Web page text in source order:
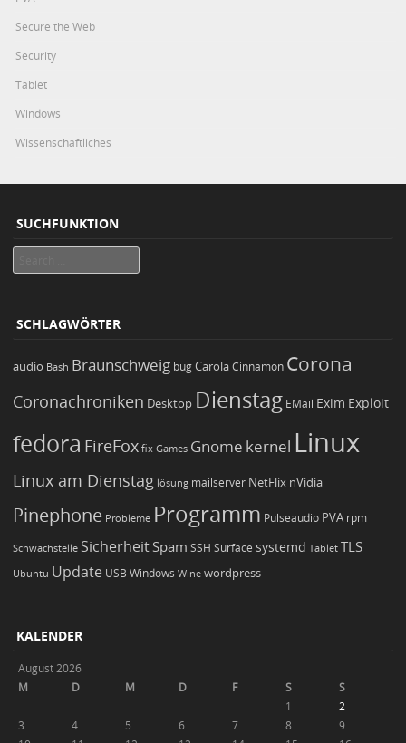
Secure the Web
Security
Tablet
Windows
Wissenschaftliches
SUCHFUNKTION
SCHLAGWÖRTER
audio Bash Braunschweig bugCarola Cinnamon Corona
Coronachroniken Desktop Dienstag EMail Exim Exploit
fedora FireFox fix Games Gnome kernel Linux
Linux am Dienstag lösung mailserver NetFlix nVidia
Pinephone Probleme Programm Pulseaudio PVA rpm
Schwachstelle Sicherheit Spam SSH Surface systemd Tablet TLS
Ubuntu Update USB Windows Wine wordpress
KALENDER
August 2026
M
D M D F S
S
1
2
3
4 5 6 7 8
9